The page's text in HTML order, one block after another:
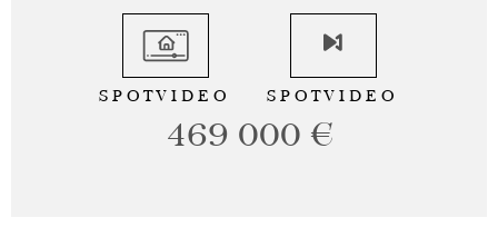
SPOTVIDEO SPOTVIDEO
469 000 €